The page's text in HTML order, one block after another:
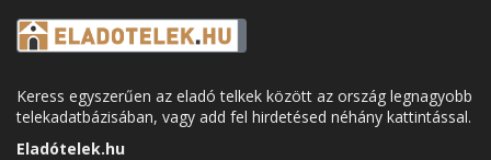
Keress egyszerűen az eladó telkek között az ország legnagyobb
telekadatbázisában, vagy add fel hirdetésed néhány kattintással.
Eladótelek.hu